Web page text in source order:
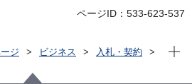
ページID：533-623-537
ジ ビジネス
入札・契約
戦略局
現在